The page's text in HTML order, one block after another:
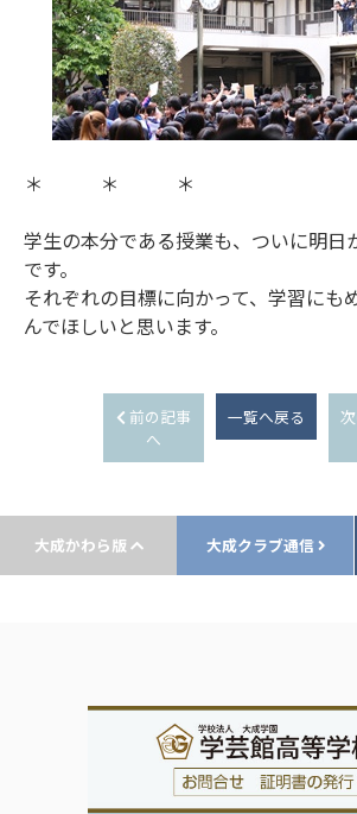
＊ ＊ ＊
学生の本分である授業も、ついに明日
です。
それぞれの目標に向かって、学習にも
んでほしいと思います。
前の記事
へ
一覧へ戻る
大成かわら版 大成クラブ通信